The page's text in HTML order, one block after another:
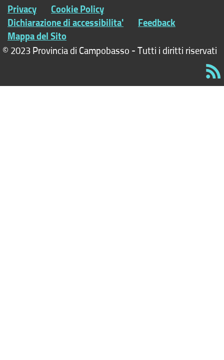
Privacy Cookie Policy
Dichiarazione di accessibilita' Feedback
Mappa del Sito
© 2023 Provincia di Campobasso - Tutti i diritti riservati